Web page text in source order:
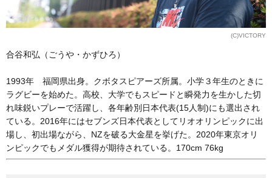
(C)VICTORY
合谷和弘（ごうや・かずひろ）
1993年 福岡県出身。クボタスピアーズ所属。小学３年生のときに
ラグビーを始めた。高校、大学でもスピードと瞬発力を生かした切
れ味鋭いプレーで活躍し、各年齢別日本代表(15人制)にも選出され
ている。2016年にはセブンズ日本代表としてリオオリンピックに出
場し、初出場ながら、NZを破る大金星を挙げた。2020年東京オリ
ンピックでもメダル獲得が期待されている。170cm 76kg